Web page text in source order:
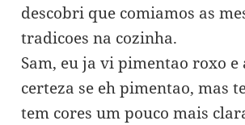
descobri que comiamos as
tradicoes na cozinha.
Sam, eu ja vi pimentao roxo e
certeza se eh pimentao, mas
tem cores um pouco mais